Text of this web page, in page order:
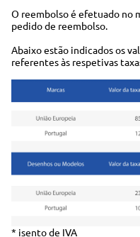
O reembolso é efetuado no
pedido de reembolso.
Abaixo estão indicados os
referentes às respetivas
* isento de IVA